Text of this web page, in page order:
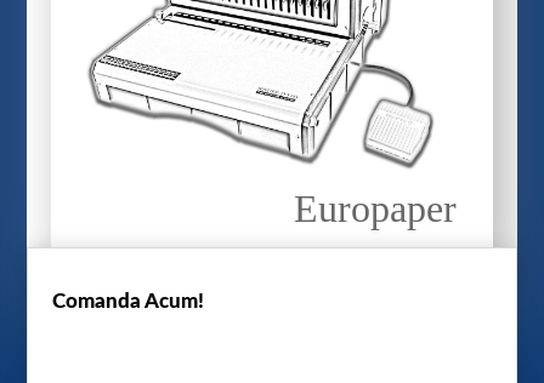
Europaper
Comanda Acum!